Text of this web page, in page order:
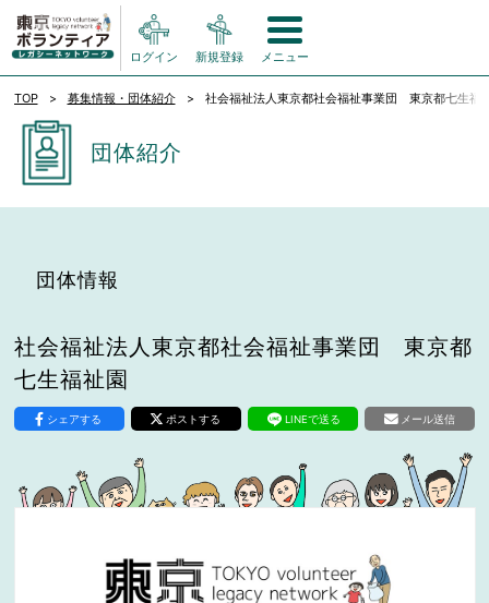
ログイン 新規登録 メニュー
TOP 募集情報・団体紹介 社会福祉法人東京都社会福祉事業団 東京都七生福
団体紹介
団体情報
社会福祉法人東京都社会福祉事業団 東京都
七生福祉園
シェアする ポストする LINEで送る メール送信